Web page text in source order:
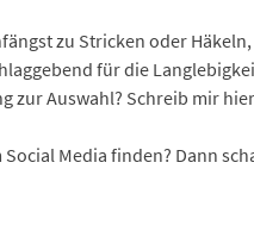
zu Stricken oder
für die
zur Auswahl? Schreib mir
Media finden? Dann